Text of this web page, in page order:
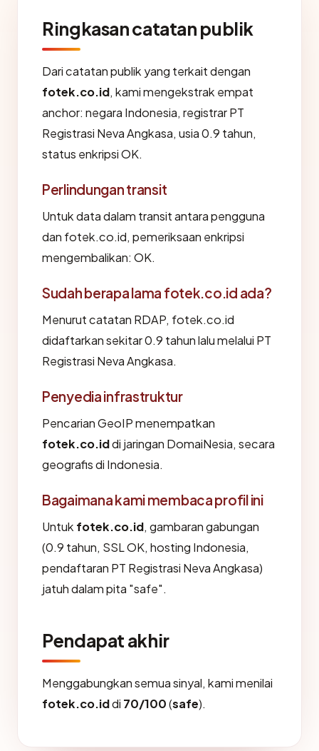
Ringkasan catatan publik
Dari catatan publik yang terkait dengan
fotek.co.id, kami mengekstrak empat
anchor: negara Indonesia, registrar PT
Registrasi Neva Angkasa, usia 0.9 tahun,
status enkripsi OK.
Perlindungan transit
Untuk data dalam transit antara pengguna
dan fotek.co.id, pemeriksaan enkripsi
mengembalikan: OK.
Sudah berapa lama fotek.co.id ada?
Menurut catatan RDAP, fotek.co.id
didaftarkan sekitar 0.9 tahun lalu melalui PT
Registrasi Neva Angkasa.
Penyedia infrastruktur
Pencarian GeoIP menempatkan
fotek.co.iddi jaringan DomaiNesia, secara
geografis di Indonesia.
Bagaimana kami membaca profil ini
Untuk fotek.co.id, gambaran gabungan
(0.9 tahun, SSL OK, hosting Indonesia,
pendaftaran PT Registrasi Neva Angkasa)
jatuh dalam pita "safe".
Pendapat akhir
Menggabungkan semua sinyal, kami menilai
fotek.co.iddi 70/100(safe).